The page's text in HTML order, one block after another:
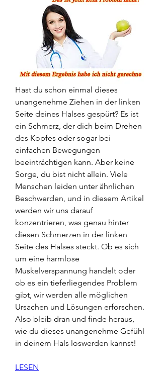
Hast du schon einmal dieses
unangenehme Ziehen in der linken
Seite deines Halses gespürt? Es ist
ein Schmerz, der dich beim Drehen
des Kopfes oder sogar bei
einfachen Bewegungen
beeinträchtigen kann. Aber keine
Sorge, du bist nicht allein. Viele
Menschen leiden unter ähnlichen
Beschwerden, und in diesem Artikel
werden wir uns darauf
konzentrieren, was genau hinter
diesen Schmerzen in der linken
Seite des Halses steckt. Ob es sich
um eine harmlose
Muskelverspannung handelt oder
ob es ein tieferliegendes Problem
gibt, wir werden alle möglichen
Ursachen und Lösungen erforschen.
Also bleib dran und finde heraus,
wie du dieses unangenehme Gefühl
in deinem Hals loswerden kannst!
LESEN